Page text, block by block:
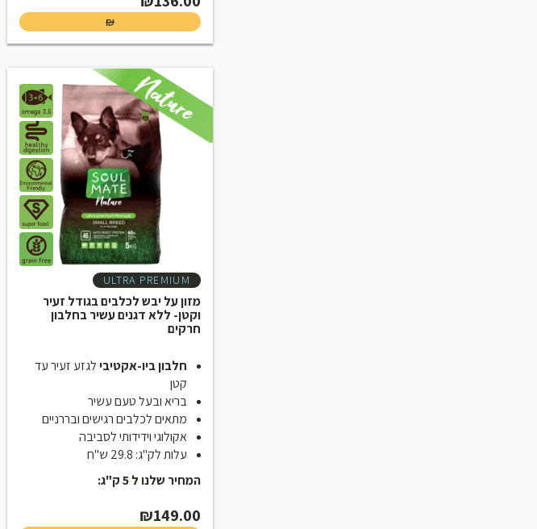
₪
ULTRA PREMIUM
מזון על יבש לכלבים בגודל זעיר
וקטן- ללא דגנים עשיר בחלבון
חרקים
חלבון ביו-אקטיבילגזע זעיר עד
קטן
בריא ובעל טעם עשיר
מתאים לכלבים רגישים ובררניים
אקולוגי וידידותי לסביבה
עלות לק"ג: 29.8 ש"ח
המחיר שלנו ל 5 ק"ג:
₪149.00